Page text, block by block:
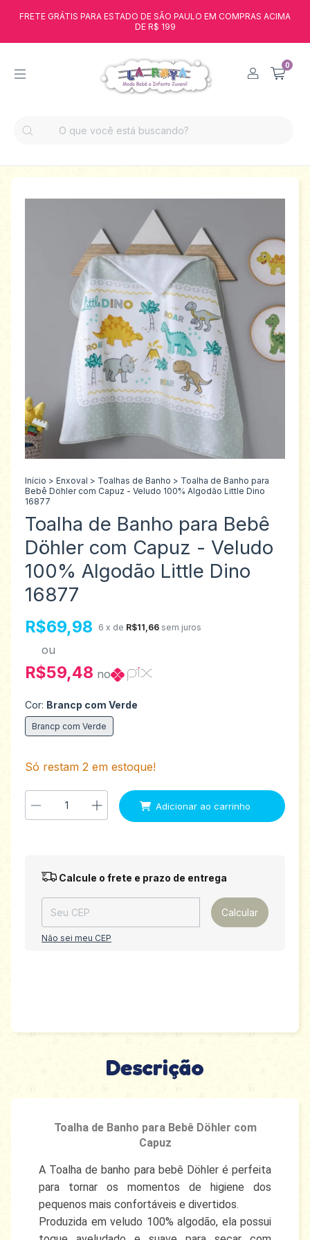
FRETE GRÁTIS PARA ESTADO DE SÃO PAULO EM COMPRAS ACIMA
DE R$ 199
0
Início > Enxoval > Toalhas de Banho > Toalha de Banho para
Bebê Döhler com Capuz - Veludo 100% Algodão Little Dino
16877
Toalha de Banho para Bebê
Döhler com Capuz - Veludo
100% Algodão Little Dino
16877
R$69,98 6 x de R$11,66 sem juros
ou
R$59,48 no
Cor: Brancp com Verde
Brancp com Verde
Só restam 2 em estoque!
Entregas para o CEP: Alterar CEP
Calcule o frete e prazo de entrega
Calcular
Não sei meu CEP
Descrição
Toalha de Banho para Bebê Döhler com
Capuz
A Toalha de banho para bebê Döhler é perfeita
para tornar os momentos de higiene dos
pequenos mais confortáveis e divertidos.
Produzida em veludo 100% algodão, ela possui